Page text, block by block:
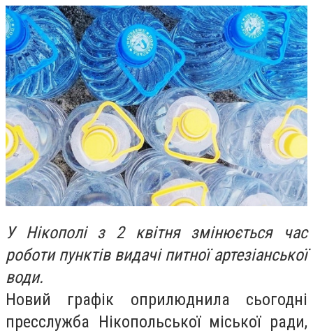
У Нікополі з 2 квітня змінюється час
роботи пунктів видачі питної артезіанської
води.
Новий графік оприлюднила сьогодні
пресслужба Нікопольської міської ради,